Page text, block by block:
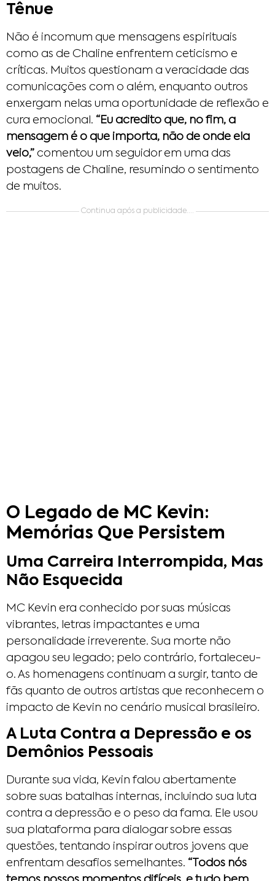
Tênue
Não é incomum que mensagens espirituais
como as de Chaline enfrentem ceticismo e
críticas. Muitos questionam a veracidade das
comunicações com o além, enquanto outros
enxergam nelas uma oportunidade de reflexão e
cura emocional. “Eu acredito que, no fim, a
mensagem é o que importa, não de onde ela
veio,” comentou um seguidor em uma das
postagens de Chaline, resumindo o sentimento
de muitos.
Continua após a publicidade....
O Legado de MC Kevin:
Memórias Que Persistem
Uma Carreira Interrompida, Mas
Não Esquecida
MC Kevin era conhecido por suas músicas
vibrantes, letras impactantes e uma
personalidade irreverente. Sua morte não
apagou seu legado; pelo contrário, fortaleceu-
o. As homenagens continuam a surgir, tanto de
fãs quanto de outros artistas que reconhecem o
impacto de Kevin no cenário musical brasileiro.
A Luta Contra a Depressão e os
Demônios Pessoais
Durante sua vida, Kevin falou abertamente
sobre suas batalhas internas, incluindo sua luta
contra a depressão e o peso da fama. Ele usou
sua plataforma para dialogar sobre essas
questões, tentando inspirar outros jovens que
enfrentam desafios semelhantes. “Todos nós